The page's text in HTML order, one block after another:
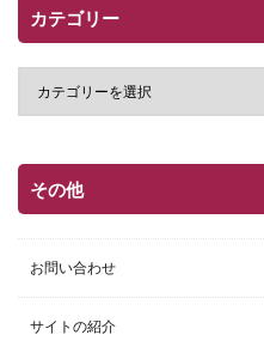
カテゴリー
その他
お問い合わせ
サイトの紹介